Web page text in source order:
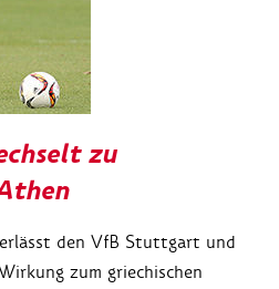
zu
den VfB Stuttgart und
zum griechischen